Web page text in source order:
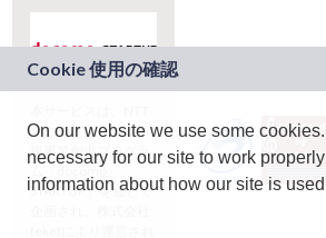
ドコモグループの新
規事業創出プログラ
ム「docomo
STARTUP」を通じて
On our website we use some
necessary for our site to work
information about how our site is